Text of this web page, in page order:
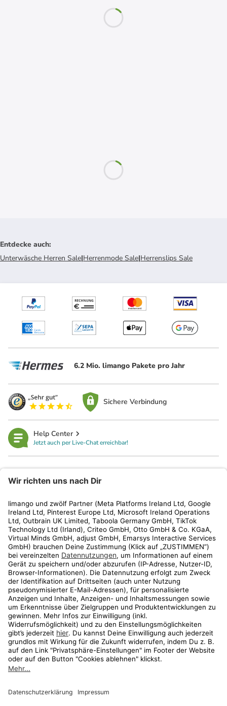
Entdecke auch:
Unterwäsche Herren Sale|Herrenmode Sale|Herrenslips Sale
6.2 Mio. limango Pakete pro Jahr
Sichere Verbindung
Help Center
Jetzt auch per Live-Chat erreichbar!
Kundenservice
Shop
Aktionen
Travel